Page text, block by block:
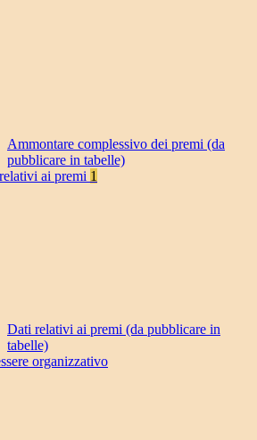
Ammontare complessivo dei premi (da
pubblicare in tabelle)
ai premi 1
Dati relativi ai premi (da pubblicare in
tabelle)
organizzativo